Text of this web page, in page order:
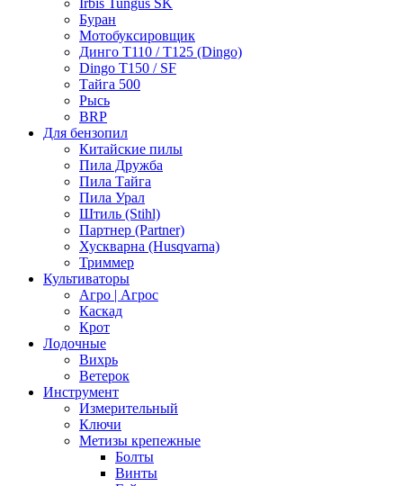
Irbis Tungus SK
Буран
Мотобуксировщик
Динго T110 / T125 (Dingo)
Dingo T150 / SF
Тайга 500
Рысь
BRP
Для бензопил
Китайские пилы
Пила Дружба
Пила Тайга
Пила Урал
Штиль (Stihl)
Партнер (Partner)
Хускварна (Husqvarna)
Триммер
Культиваторы
Агро | Агрос
Каскад
Крот
Лодочные
Вихрь
Ветерок
Инструмент
Измерительный
Ключи
Метизы крепежные
Болты
Винты